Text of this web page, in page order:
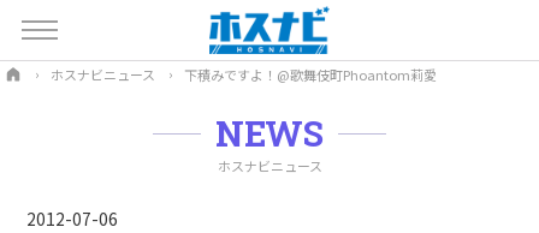
ホスナビニュース 下積みですよ！@歌舞伎町Phoantom莉愛
NEWS
ホスナビニュース
2012-07-06